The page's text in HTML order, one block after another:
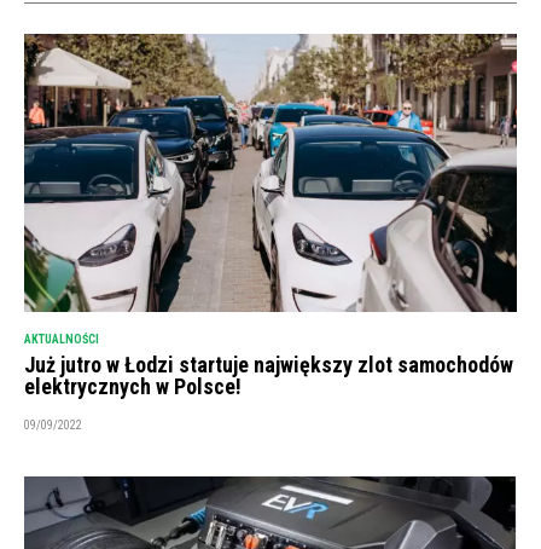
AKTUALNOŚCI
Już jutro w Łodzi startuje największy zlot samochodów
elektrycznych w Polsce!
09/09/2022